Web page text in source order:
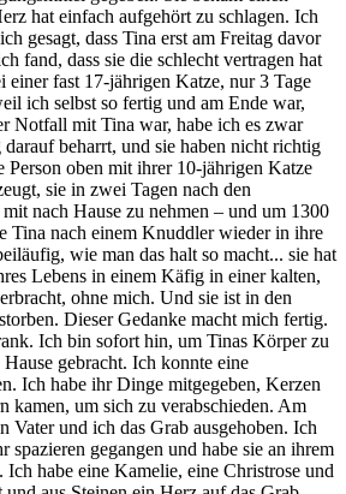
hat einfach aufgehört zu schlagen. Ich
gesagt, dass Tina erst am Freitag davor
fand, dass sie die schlecht vertragen hat
einer fast 17-jährigen Katze, nur 3 Tage
ich selbst so fertig und am Ende war,
Notfall mit Tina war, habe ich es zwar
darauf beharrt, und sie haben nicht richtig
Person oben mit ihrer 10-jährigen Katze
sie in zwei Tagen nach den
nach Hause zu nehmen – und um 1300
Tina nach einem Knuddler wieder in ihre
wie man das halt so macht... sie hat
Lebens in einem Käfig in einer kalten,
ohne mich. Und sie ist in den
Dieser Gedanke macht mich fertig.
Ich bin sofort hin, um Tinas Körper zu
gebracht. Ich konnte eine
Ich habe ihr Dinge mitgegeben, Kerzen
kamen, um sich zu verabschieden. Am
Vater und ich das Grab ausgehoben. Ich
spazieren gegangen und habe sie an ihrem
Ich habe eine Kamelie, eine Christrose und